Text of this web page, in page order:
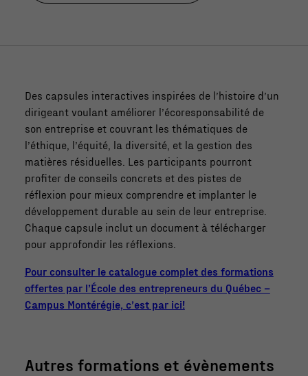
Des capsules interactives inspirées de l’histoire d’un
dirigeant voulant améliorer l’écoresponsabilité de
son entreprise et couvrant les thématiques de
l’éthique, l’équité, la diversité, et la gestion des
matières résiduelles. Les participants pourront
profiter de conseils concrets et des pistes de
réflexion pour mieux comprendre et implanter le
développement durable au sein de leur entreprise.
Chaque capsule inclut un document à télécharger
pour approfondir les réflexions.
Pour consulter le catalogue complet des formations
offertes par l’École des entrepreneurs du Québec –
Campus Montérégie, c’est par ici!
Autres formations et évènements